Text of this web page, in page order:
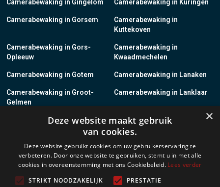
Camerabewaking in Gingelom
Camerabewaking in Gorsem
Camerabewaking in Gors-
Opleeuw
Camerabewaking in Gotem
Camerabewaking in Groot-
Gelmen
Camerabewaking in Groot-
Camerabewaking in Grote-
Brogel
Camerabewaking in Grote-
Spouwen
Camerabewaking in Kuringen
Camerabewaking in
Kuttekoven
Camerabewaking in
Kwaadmechelen
Camerabewaking in Lanaken
Camerabewaking in Lanklaar
Camerabewaking in Lauw
Camerabewaking in
Leopoldsburg
Camerabewaking in Leut
×
Deze website maakt gebruik
van cookies.
Deze website gebruikt cookies om uw gebruikerservaring te
verbeteren. Door onze website te gebruiken, stemt u in met alle
cookies in overeenstemming met ons Cookiebeleid. Lees verder
STRIKT NOODZAKELIJK
PRESTATIE